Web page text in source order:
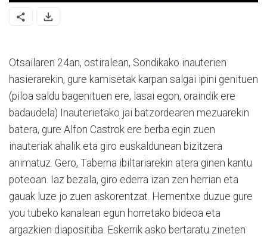
Otsailaren 24an, ostiralean, Sondikako inauterien
hasierarekin, gure kamisetak karpan salgai ipini genituen
(piloa saldu bagenituen ere, lasai egon, oraindik ere
badaudela) Inauterietako jai batzordearen mezuarekin
batera, gure Alfon Castrok ere berba egin zuen
inauteriak ahalik eta giro euskaldunean bizitzera
animatuz. Gero, Taberna ibiltariarekin atera ginen kantu
poteoan. Iaz bezala, giro ederra izan zen herrian eta
gauak luze jo zuen askorentzat. Hementxe duzue gure
you tubeko kanalean egun horretako bideoa eta
argazkien diapositiba. Eskerrik asko bertaratu zineten